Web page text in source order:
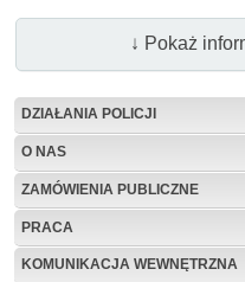
↓ Pokaż
DZIAŁANIA POLICJI
O NAS
ZAMÓWIENIA PUBLICZNE
PRACA
KOMUNIKACJA WEWNĘTRZNA